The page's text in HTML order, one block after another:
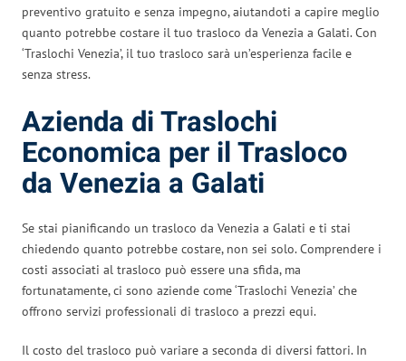
preventivo gratuito e senza impegno, aiutandoti a capire meglio
quanto potrebbe costare il tuo trasloco da Venezia a Galati. Con
‘Traslochi Venezia’, il tuo trasloco sarà un’esperienza facile e
senza stress.
Azienda di Traslochi
Economica per il Trasloco
da Venezia a Galati
Se stai pianificando un trasloco da Venezia a Galati e ti stai
chiedendo quanto potrebbe costare, non sei solo. Comprendere i
costi associati al trasloco può essere una sfida, ma
fortunatamente, ci sono aziende come ‘Traslochi Venezia’ che
offrono servizi professionali di trasloco a prezzi equi.
Il costo del trasloco può variare a seconda di diversi fattori. In